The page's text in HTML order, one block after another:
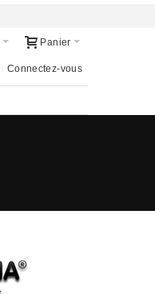
Panier
Connectez-vous